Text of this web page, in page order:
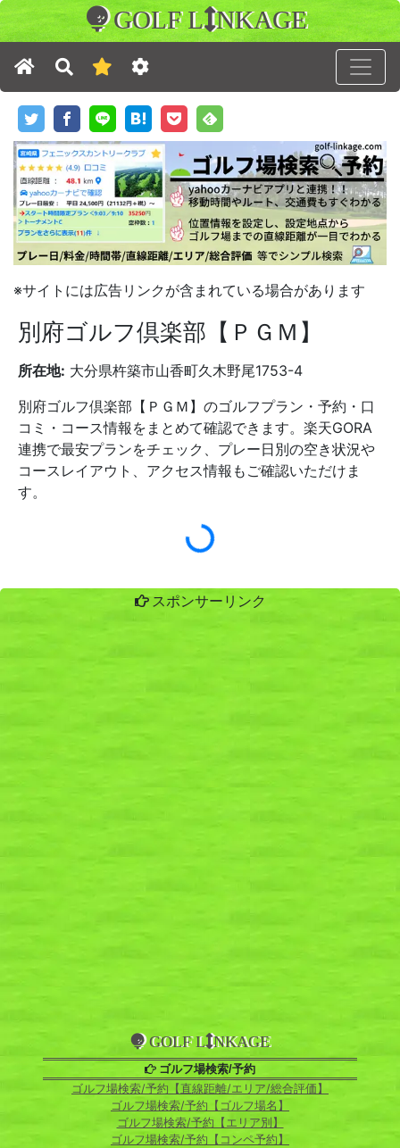
GOLF L NKAGE
※サイトには広告リンクが含まれている場合があります
別府ゴルフ倶楽部【ＰＧＭ】
所在地: 大分県杵築市山香町久木野尾1753-4
別府ゴルフ倶楽部【ＰＧＭ】のゴルフプラン・予約・口
コミ・コース情報をまとめて確認できます。楽天GORA
連携で最安プランをチェック、プレー日別の空き状況や
コースレイアウト、アクセス情報もご確認いただけま
す。
スポンサーリンク
GOLF L NKAGE
ゴルフ場検索/予約
ゴルフ場検索/予約【直線距離/エリア/総合評価】
ゴルフ場検索/予約【ゴルフ場名】
ゴルフ場検索/予約【エリア別】
ゴルフ場検索/予約【コンペ予約】